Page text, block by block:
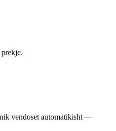
vendoset automatikisht —